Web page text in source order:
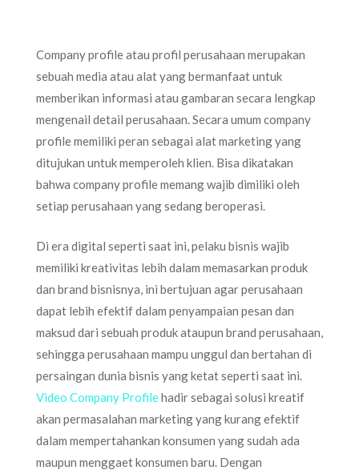
Company profile atau profil perusahaan merupakan
sebuah media atau alat yang bermanfaat untuk
memberikan informasi atau gambaran secara lengkap
mengenail detail perusahaan. Secara umum company
profile memiliki peran sebagai alat marketing yang
ditujukan untuk memperoleh klien. Bisa dikatakan
bahwa company profile memang wajib dimiliki oleh
setiap perusahaan yang sedang beroperasi.
Di era digital seperti saat ini, pelaku bisnis wajib
memiliki kreativitas lebih dalam memasarkan produk
dan brand bisnisnya, ini bertujuan agar perusahaan
dapat lebih efektif dalam penyampaian pesan dan
maksud dari sebuah produk ataupun brand perusahaan,
sehingga perusahaan mampu unggul dan bertahan di
persaingan dunia bisnis yang ketat seperti saat ini.
Video Company Profilehadir sebagai solusi kreatif
akan permasalahan marketing yang kurang efektif
dalam mempertahankan konsumen yang sudah ada
maupun menggaet konsumen baru. Dengan